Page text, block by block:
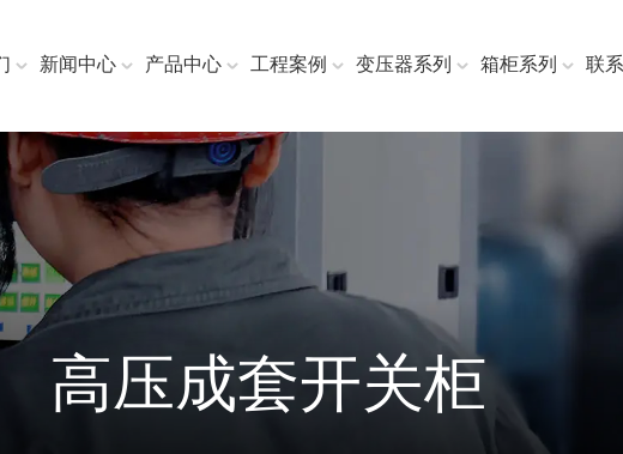
新闻中心 产品中心 工程案例 变压器系列 箱柜系列 联
高压成套开关柜